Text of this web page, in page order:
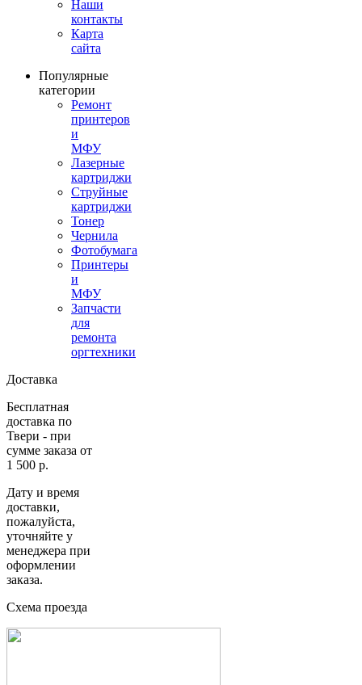
Наши
контакты
Карта
сайта
Популярные
категории
Ремонт
принтеров
и
МФУ
Лазерные
картриджи
Струйные
картриджи
Тонер
Чернила
Фотобумага
Принтеры
и
МФУ
Запчасти
для
ремонта
оргтехники
Доставка
Бесплатная
доставка по
Твери - при
сумме заказа от
1 500 р.
Дату и время
доставки,
пожалуйста,
уточняйте у
менеджера при
оформлении
заказа.
Схема проезда